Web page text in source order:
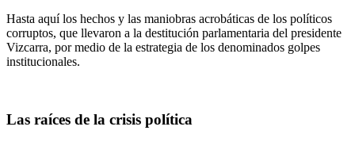
Hasta aquí los hechos y las maniobras acrobáticas de los políticos
corruptos, que llevaron a la destitución parlamentaria del presidente
Vizcarra, por medio de la estrategia de los denominados golpes
institucionales.
Las raíces de la crisis política